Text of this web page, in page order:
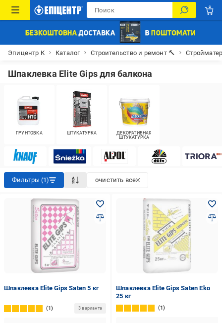
Эпицентр К Каталог Строительство и ремонт 🔨
Шпаклевка Elite Gips для балкона
ГРУНТОВКА ШТУКАТУРКА
ДЕКОРАТИВНАЯ
ШТУКАТУРКА
Фильтры (1) очистить все
Шпаклевка Elite Gips Saten 5 кг
1 3 варианта
Шпаклевка Elite Gips Saten Eko
25 кг
1